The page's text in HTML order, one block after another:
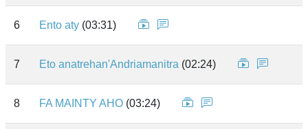
6 Ento aty (03:31)
7 Eto anatrehan'Andriamanitra (02:24)
8 FA MAINTY AHO (03:24)